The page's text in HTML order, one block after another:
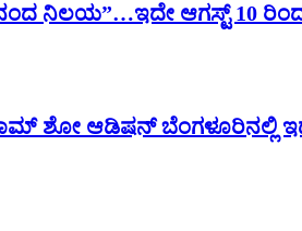
ನಿಲಯ”…ಇದೇ ಆಗಸ್ಟ್ 10
ಶೋ ಆಡಿಷನ್ ಬೆಂಗಳೂರಿನಲ್ಲಿ